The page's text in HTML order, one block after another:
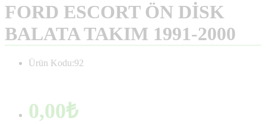
FORD ESCORT ÖN DİSK
BALATA TAKIM 1991-2000
Ürün Kodu:92
0,00₺